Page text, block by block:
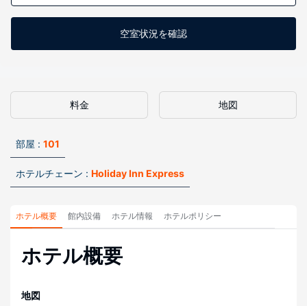
空室状況を確認
料金 地図
部屋 : 101
ホテルチェーン : Holiday Inn Express
ホテル概要 館内設備 ホテル情報 ホテルポリシー
ホテル概要
地図